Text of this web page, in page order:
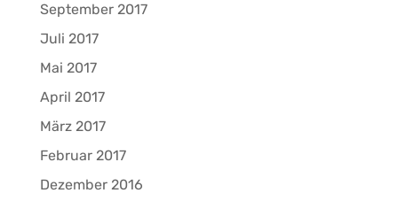
September 2017
Juli 2017
Mai 2017
April 2017
März 2017
Februar 2017
Dezember 2016